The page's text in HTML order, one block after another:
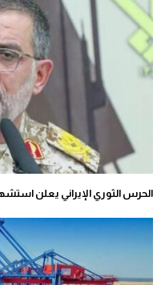
الحرس الثوري الإيراني يعلن